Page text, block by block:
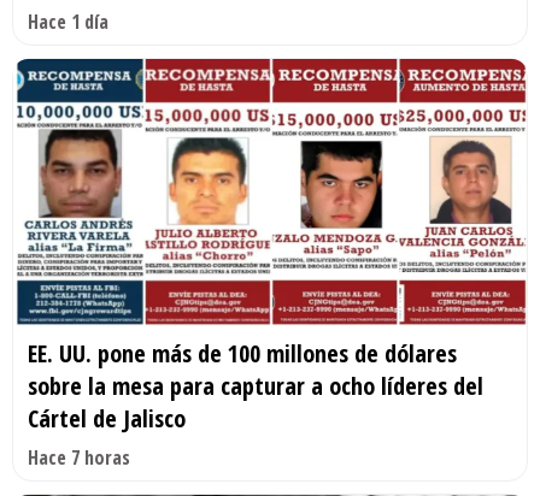
Hace 1 día
EE. UU. pone más de 100 millones de dólares
sobre la mesa para capturar a ocho líderes del
Cártel de Jalisco
Hace 7 horas